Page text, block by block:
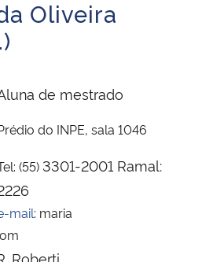
Oliveira
de mestrado
do INPE, sala 1046
(55) 3301-2001 Ramal:
mail: maria
Roberti